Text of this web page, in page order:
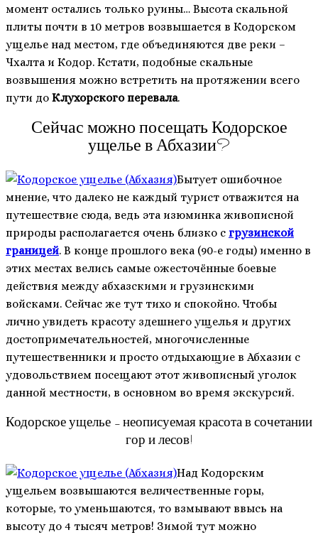
момент остались только руины… Высота скальной
плиты почти в 10 метров возвышается в Кодорском
ущелье над местом, где объединяются две реки –
Чхалта и Кодор. Кстати, подобные скальные
возвышения можно встретить на протяжении всего
пути до Клухорского перевала.
Сейчас можно посещать Кодорское
ущелье в Абхазии?
Бытует ошибочное
мнение, что далеко не каждый турист отважится на
путешествие сюда, ведь эта изюминка живописной
природы располагается очень близко с грузинской
границей. В конце прошлого века (90-е годы) именно в
этих местах велись самые ожесточённые боевые
действия между абхазскими и грузинскими
войсками. Сейчас же тут тихо и спокойно. Чтобы
лично увидеть красоту здешнего ущелья и других
достопримечательностей, многочисленные
путешественники и просто отдыхающие в Абхазии с
удовольствием посещают этот живописный уголок
данной местности, в основном во время экскурсий.
Кодорское ущелье – неописуемая красота в сочетании
гор и лесов!
Над Кодорским
ущельем возвышаются величественные горы,
которые, то уменьшаются, то взмывают ввысь на
высоту до 4 тысяч метров! Зимой тут можно